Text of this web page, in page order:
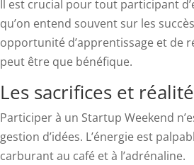
Il est crucial pour tout participant
qu’on entend souvent sur les
opportunité d’apprentissage et de
peut être que bénéfique.
Les sacrifices et
Participer à un Startup Weekend
gestion d’idées. L’énergie est
carburant au café et à l’adrénaline.